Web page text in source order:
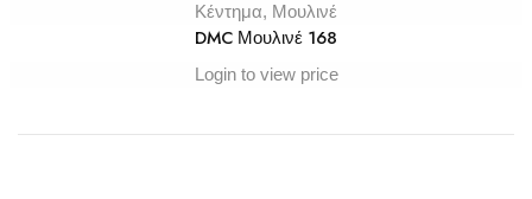
Κέντημα, Μουλινέ
DMC Μουλινέ 168
Login to view price